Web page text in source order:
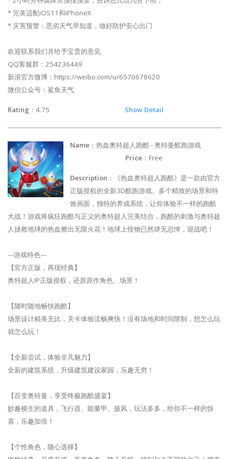
* 完美适配iOS11和iPhoneX
* 灾害预警：恶劣天气早知道，做好防护安心出门
欢迎联系我们并给予宝贵的意见
QQ客服群：254236449
新浪官方微博：https://weibo.com/u/6570678620
微信公众号：鲨鱼天气
Rating ：4.75 Show Detail
Name ：热血奥特超人跑酷 - 奥特曼酷跑游戏
Price ：Free
Description ：《热血奥特超人跑酷》是一款由官方
正版授权的全新3D酷跑游戏。多个精致的场景和特
效画面，独特的养成系统，让你体验不一样的跑酷
大战！游戏将疯狂跑酷与正义的奥特超人完美结合，跑酷的刺激与奥特超
人拯救地球的热血擦出无限火花！地球上怪物已然肆无忌惮，迎战吧！
---游戏特色---
【官方正版，再现经典】
奥特超人IP正版授权，还原原作角色、场景！
【随时随地畅快跑酷】
场景设计精美无比，关卡体验流畅爽快！没有场地和时间限制，想怎么玩
就怎么玩！
【全新尝试，体验非凡魅力】
全新的建筑系统，升级建筑建设家园，乐趣无穷！
【百变奥特曼，享受终极跑酷盛宴】
妙趣横生的道具，飞行器、能量甲、披风，玩法多多，给你不一样的惊
喜，乐趣加倍！
【个性角色，随心选择】